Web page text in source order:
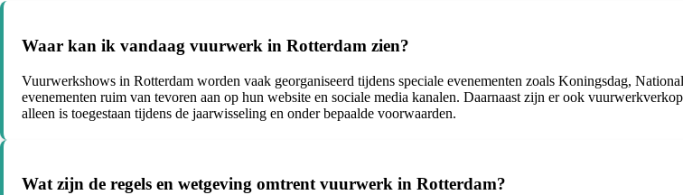
Waar kan ik vandaag vuurwerk in Rotterdam zien?
Vuurwerkshows in Rotterdam worden vaak georganiseerd tijdens speciale evenementen zoals Koningsdag,
evenementen ruim van tevoren aan op hun website en sociale media kanalen. Daarnaast zijn er ook
alleen is toegestaan tijdens de jaarwisseling en onder bepaalde voorwaarden.
Wat zijn de regels en wetgeving omtrent vuurwerk in Rotterdam?